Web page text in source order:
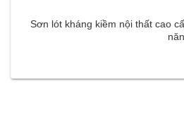
Sơn lót kháng kiềm nội thất cao